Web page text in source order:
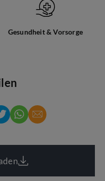
Gesundheit & Vorsorge